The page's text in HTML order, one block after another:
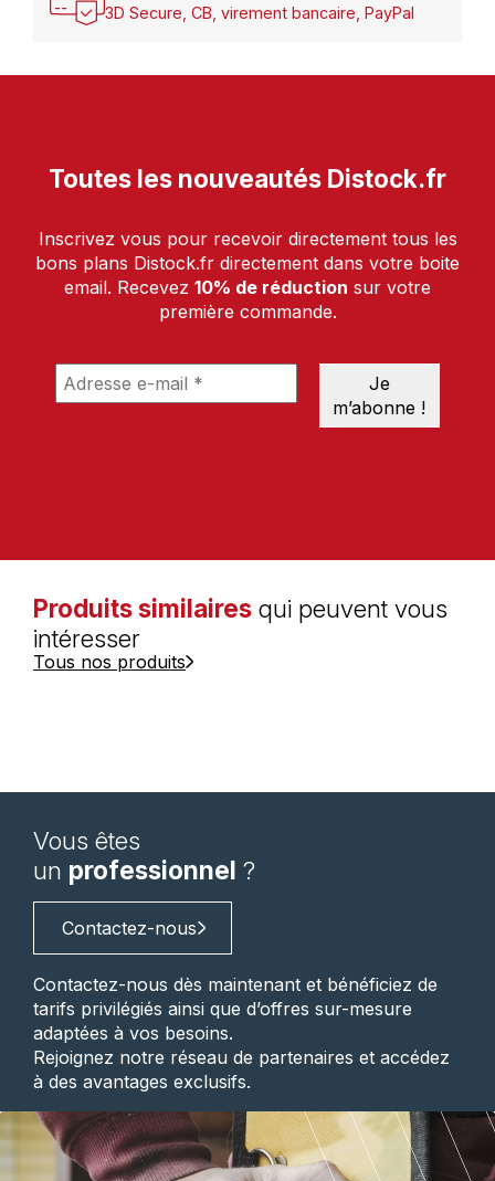
3D Secure, CB, virement bancaire, PayPal
Toutes les nouveautés Distock.fr
Inscrivez vous pour recevoir directement tous les
bons plans Distock.fr directement dans votre boite
email. Recevez 10% de réduction sur votre
première commande.
Produits similaires qui peuvent vous
intéresser
Tous nos produits
Vous êtes
un professionnel ?
Contactez-nous
Contactez-nous dès maintenant et bénéficiez de
tarifs privilégiés ainsi que d’offres sur-mesure
adaptées à vos besoins.
Rejoignez notre réseau de partenaires et accédez
à des avantages exclusifs.